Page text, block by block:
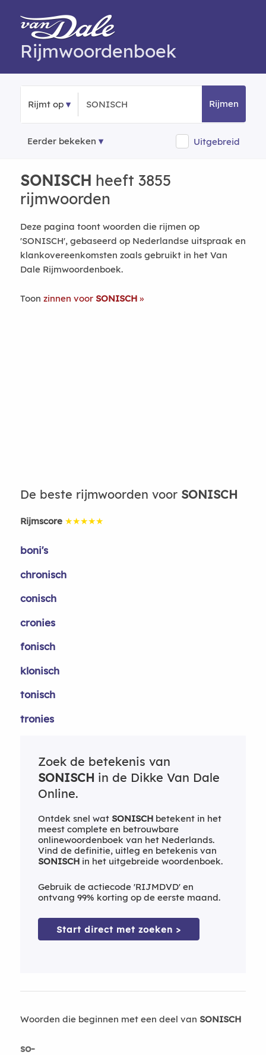
Rijmwoordenboek
Rijmt op Rijmen
Eerder bekeken Uitgebreid
SONISCH heeft 3855
rijmwoorden
Deze pagina toont woorden die rijmen op
'SONISCH', gebaseerd op Nederlandse uitspraak en
klankovereenkomsten zoals gebruikt in het Van
Dale Rijmwoordenboek.
Toon zinnen voor SONISCH
De beste rijmwoorden voor SONISCH
Rijmscore ★★★★★
boni's
chronisch
conisch
cronies
fonisch
klonisch
tonisch
tronies
Zoek de betekenis van
SONISCH in de Dikke Van Dale
Online.
Ontdek snel wat SONISCHbetekent in het
meest complete en betrouwbare
onlinewoordenboek van het Nederlands.
Vind de definitie, uitleg en betekenis van
SONISCHin het uitgebreide woordenboek.
Gebruik de actiecode 'RIJMDVD' en
ontvang 99% korting op de eerste maand.
Start direct met zoeken >
Woorden die beginnen met een deel van SONISCH
so-